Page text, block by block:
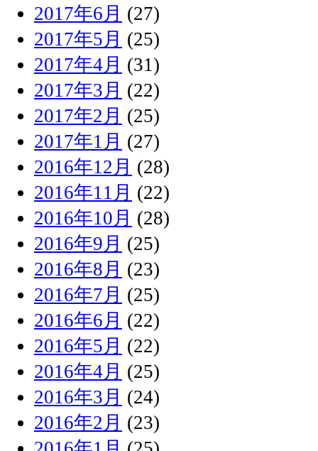
2017年6月 (27)
2017年5月 (25)
2017年4月 (31)
2017年3月 (22)
2017年2月 (25)
2017年1月 (27)
2016年12月 (28)
2016年11月 (22)
2016年10月 (28)
2016年9月 (25)
2016年8月 (23)
2016年7月 (25)
2016年6月 (22)
2016年5月 (22)
2016年4月 (25)
2016年3月 (24)
2016年2月 (23)